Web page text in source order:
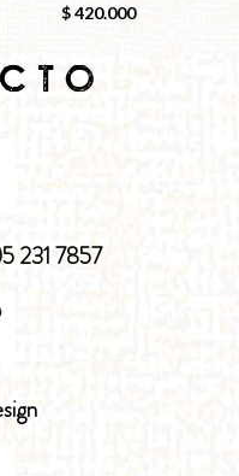
$420.000
231 7857